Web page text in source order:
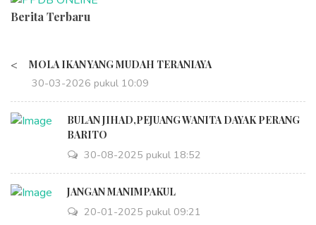
Berita Terbaru
< MOLA IKAN YANG MUDAH TERANIAYA
30-03-2026 pukul 10:09
BULAN JIHAD,PEJUANG WANITA DAYAK PERANG
BARITO
30-08-2025 pukul 18:52
JANGAN MANIMPAKUL
20-01-2025 pukul 09:21